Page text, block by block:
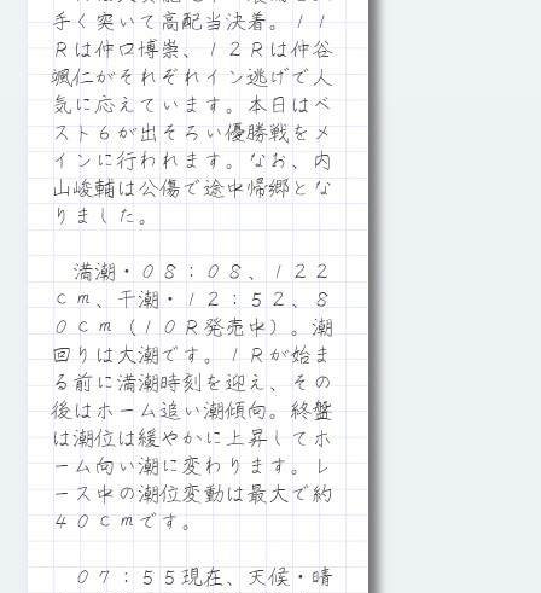
手く突いて高配当決着。１１
Ｒは仲口博崇、１２Ｒは仲谷
颯仁がそれぞれイン逃げで人
気に応えています。本日はベ
スト６が出そろい優勝戦をメ
インに行われます。なお、内
山峻輔は公傷で途中帰郷とな
りました。
満潮・０８：０８、１２２
ｃｍ、干潮・１２：５２、８
０ｃｍ（１０Ｒ発売中）。潮
回りは大潮です。１Ｒが始ま
る前に満潮時刻を迎え、その
後はホーム追い潮傾向。終盤
は潮位は緩やかに上昇してホ
ーム向い潮に変わります。レ
ース中の潮位変動は最大で約
４０ｃｍです。
０７：５５現在、天候・晴